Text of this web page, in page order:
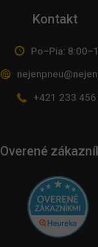
Kontakt
Po–Pia:
+421 233
Overené